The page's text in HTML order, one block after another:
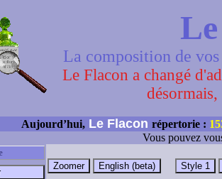
La composition de
Le Flacon a changé
Aujourd’hui, Le Flacon répertorie :
Vous pouvez